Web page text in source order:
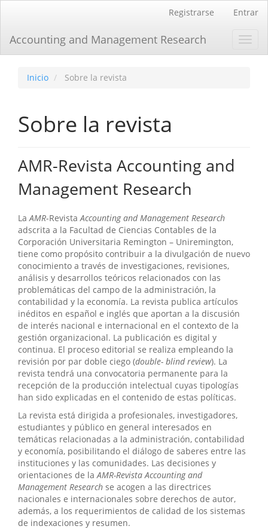
principal
Barra
Registrarse Entrar
Accounting and Management Research
Inicio Sobre la revista
Sobre la revista
AMR-Revista Accounting and
Management Research
LaAMR-RevistaAccounting and Management Research
adscrita a la Facultad de Ciencias Contables de la
Corporación Universitaria Remington – Uniremington,
tiene como propósito contribuir a la divulgación de nuevo
conocimiento a través de investigaciones, revisiones,
análisis y desarrollos teóricos relacionados con las
problemáticas del campo de la administración, la
contabilidad y la economía. La revista publica artículos
inéditos en español e inglés que aportan a la discusión
de interés nacional e internacional en el contexto de la
gestión organizacional. La publicación es digital y
continua. El proceso editorial se realiza empleando la
revisión por par doble ciego (double- blind review). La
revista tendrá una convocatoria permanente para la
recepción de la producción intelectual cuyas tipologías
han sido explicadas en el contenido de estas políticas.
La revista está dirigida a profesionales, investigadores,
estudiantes y público en general interesados en
temáticas relacionadas a la administración, contabilidad
y economía, posibilitando el diálogo de saberes entre las
instituciones y las comunidades. Las decisiones y
orientaciones de laAMR-Revista Accounting and
Management Research se acogen a las directrices
nacionales e internacionales sobre derechos de autor,
además, a los requerimientos de calidad de los sistemas
de indexaciones y resumen.